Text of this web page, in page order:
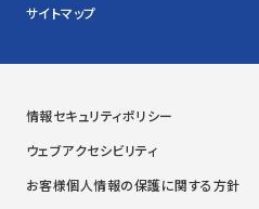
サイトマップ
情報セキュリティポリシー
ウェブアクセシビリティ
お客様個人情報の保護に関する方針